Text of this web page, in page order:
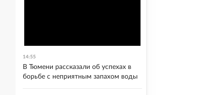
14:55
В Тюмени рассказали об успехах в
борьбе с неприятным запахом воды